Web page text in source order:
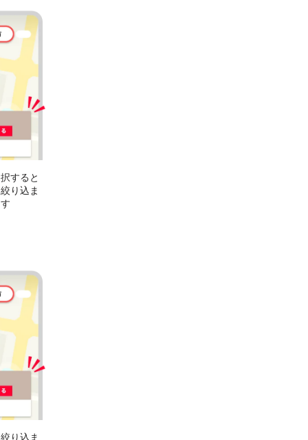
すると
り込ま
り込ま